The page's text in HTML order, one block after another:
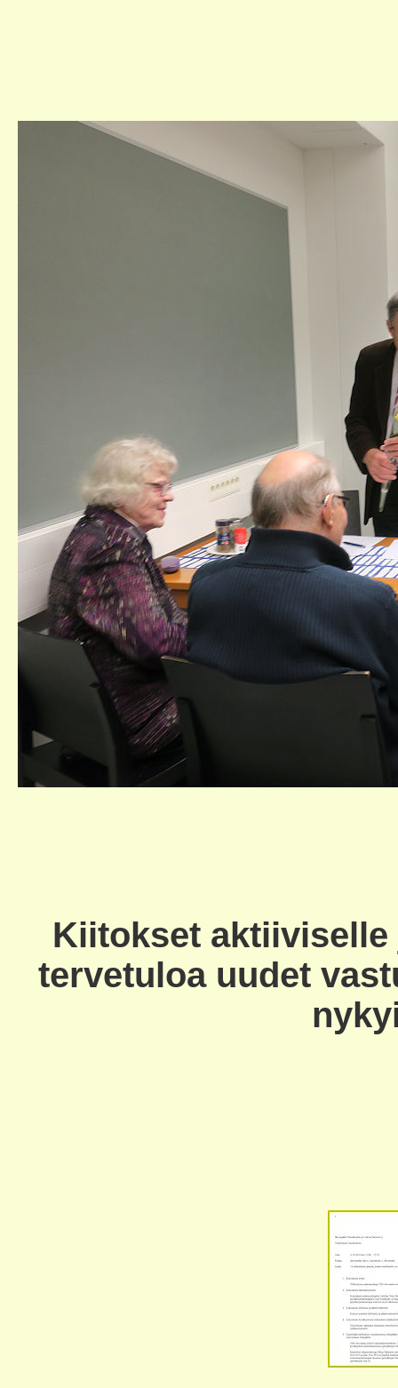
Kiitokset
tervetuloa uudet